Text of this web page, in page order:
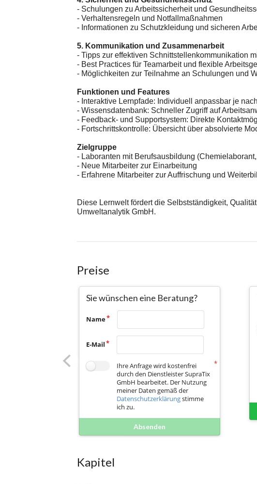
Preise
Sie wünschen eine Beratung?
Name
E-Mail
Ihre Anfrage wird kostenfrei
durch den Dienstleister SupraTix
GmbH bearbeitet. Der Nutzung
meiner Daten gemäß der
Datenschutzerklärungstimme
ich zu.
Absenden
Kapitel